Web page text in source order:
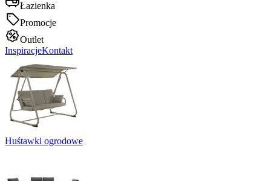
Łazienka
Promocje
Outlet
InspiracjeKontakt
Huśtawki ogrodowe